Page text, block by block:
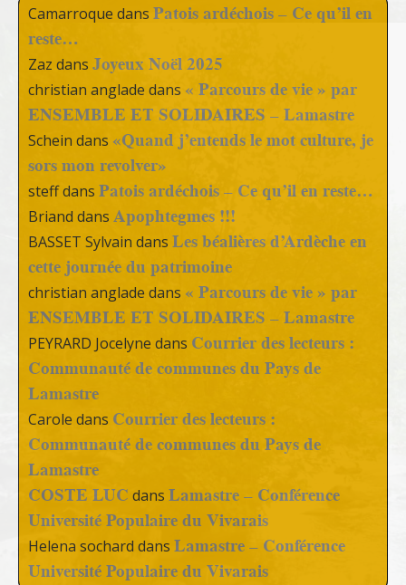
Camarroque dans Patois ardéchois – Ce qu’il en
reste…
Zaz dans Joyeux Noël 2025
christian anglade dans « Parcours de vie » par
ENSEMBLE ET SOLIDAIRES – Lamastre
Schein dans «Quand j’entends le mot culture, je
sors mon revolver»
steffdans Patois ardéchois – Ce qu’il en reste…
Briand dans Apophtegmes !!!
BASSET Sylvain dans Les béalières d’Ardèche en
cette journée du patrimoine
christian anglade dans « Parcours de vie » par
ENSEMBLE ET SOLIDAIRES – Lamastre
PEYRARD Jocelyne dans Courrier des lecteurs :
Communauté de communes du Pays de
Lamastre
Carole dans Courrier des lecteurs :
Communauté de communes du Pays de
Lamastre
COSTE LUC dans Lamastre – Conférence
Université Populaire du Vivarais
Helena sochard dans Lamastre – Conférence
Université Populaire du Vivarais